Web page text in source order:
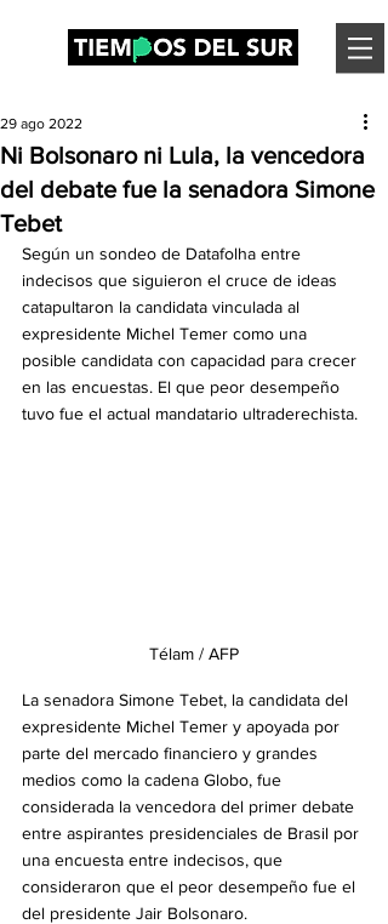
Ni Bolsonaro ni Lula, la vencedora
del debate fue la senadora Simone
Tebet
29 ago 2022
Según un sondeo de Datafolha entre
indecisos que siguieron el cruce de ideas
catapultaron la candidata vinculada al
expresidente Michel Temer como una
posible candidata con capacidad para crecer
en las encuestas. El que peor desempeño
tuvo fue el actual mandatario ultraderechista.
Télam / AFP
La senadora Simone Tebet, la candidata del
expresidente Michel Temer y apoyada por
parte del mercado financiero y grandes
medios como la cadena Globo, fue
considerada la vencedora del primer debate
entre aspirantes presidenciales de Brasil por
una encuesta entre indecisos, que
consideraron que el peor desempeño fue el
del presidente Jair Bolsonaro.